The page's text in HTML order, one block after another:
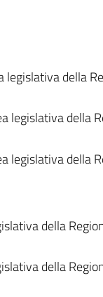
della
legislativa della
legislativa della
della
della